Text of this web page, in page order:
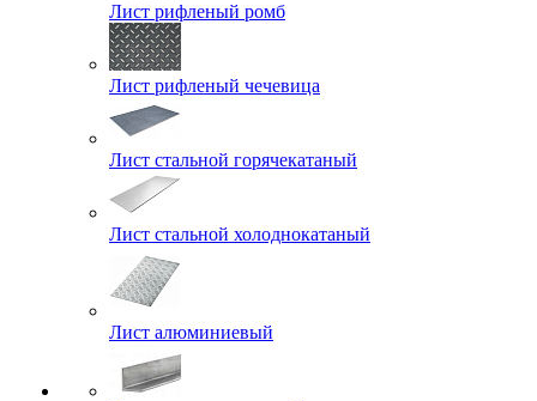
Лист рифленый ромб
Лист рифленый чечевица
Лист стальной горячекатаный
Лист стальной холоднокатаный
Лист алюминиевый